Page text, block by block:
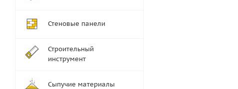
Стеновые панели
Строительный
инструмент
Сыпучие материалы